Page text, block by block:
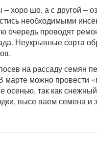
хоро шо, а с другой –
необходимыми
очередь проводят
Неукрывные сорта
на рассаду семян
марте можно провести
осенью, так как
высе ваем семена